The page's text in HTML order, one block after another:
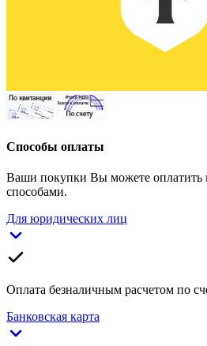
Способы оплаты
Ваши покупки Вы можете
способами.
Для юридических лиц
Оплата безналичным расчетом по
Банковская карта